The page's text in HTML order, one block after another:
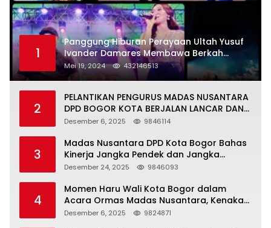
1
Panggung Hiburan Perayaan Ultah Yusuf
Ivander Damares Membawa Berkah
Warga Kejapanan
Mei 19, 2024 432146513
2
PELANTIKAN PENGURUS MADAS NUSANTARA
DPD BOGOR KOTA BERJALAN LANCAR DAN
KHIDMAT
Desember 6, 2025 9846114
3
Madas Nusantara DPD Kota Bogor Bahas
Kinerja Jangka Pendek dan Jangka
Panjang
Desember 24, 2025 9846093
4
Momen Haru Wali Kota Bogor dalam
Acara Ormas Madas Nusantara, Kenakan
Peci Hitam Tinggi sebagai Simbol
Desember 6, 2025 9824871